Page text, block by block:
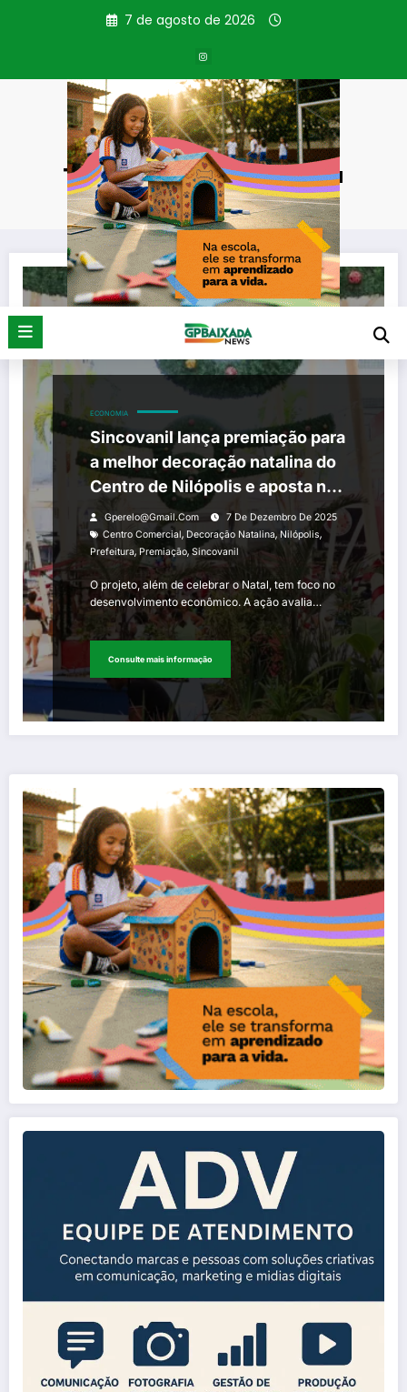
7 de agosto de 2026
Tag: Decoração natalina
Página inicial Decoração natalina
ECONOMIA
Sincovanil lança premiação para
a melhor decoração natalina do
Centro de Nilópolis e aposta no
fortalecimento do comércio
local
Gperelo@gmail.com
7 De Dezembro De 2025
Centro Comercial, Decoração Natalina, Nilópolis,
Prefeitura, Premiação, Sincovanil
O projeto, além de celebrar o Natal, tem foco no
desenvolvimento econômico. A ação avalia…
Consulte mais informação